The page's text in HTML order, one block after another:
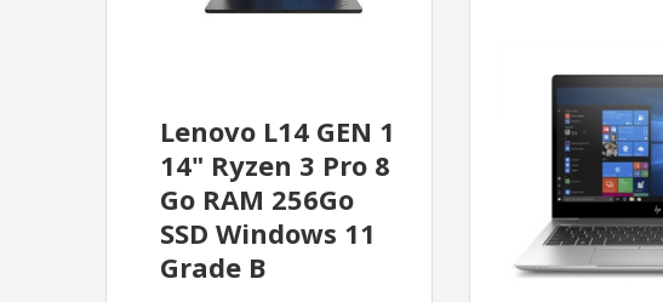
Lenovo L14 GEN 1
14" Ryzen 3 Pro 8
Go RAM 256Go
SSD Windows 11
Grade B